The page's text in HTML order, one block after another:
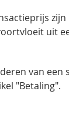
uit
van
"Betaling".